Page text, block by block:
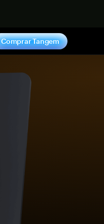
Comprar Tangem